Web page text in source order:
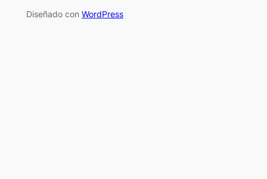
Diseñado con WordPress